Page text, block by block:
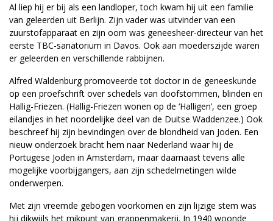
Al liep hij er bij als een landloper, toch kwam hij uit een familie
van geleerden uit Berlijn. Zijn vader was uitvinder van een
zuurstofapparaat en zijn oom was geneesheer-directeur van het
eerste TBC-sanatorium in Davos. Ook aan moederszijde waren
er geleerden en verschillende rabbijnen.
Alfred Waldenburg promoveerde tot doctor in de geneeskunde
op een proefschrift over schedels van doofstommen, blinden en
Hallig-Friezen. (Hallig-Friezen wonen op de ‘Halligen’, een groep
eilandjes in het noordelijke deel van de Duitse Waddenzee.) Ook
beschreef hij zijn bevindingen over de blondheid van Joden. Een
nieuw onderzoek bracht hem naar Nederland waar hij de
Portugese Joden in Amsterdam, maar daarnaast tevens alle
mogelijke voorbijgangers, aan zijn schedelmetingen wilde
onderwerpen.
Met zijn vreemde gebogen voorkomen en zijn lijzige stem was
hij dikwijls het mikpunt van grappenmakerij. In 1940 woonde